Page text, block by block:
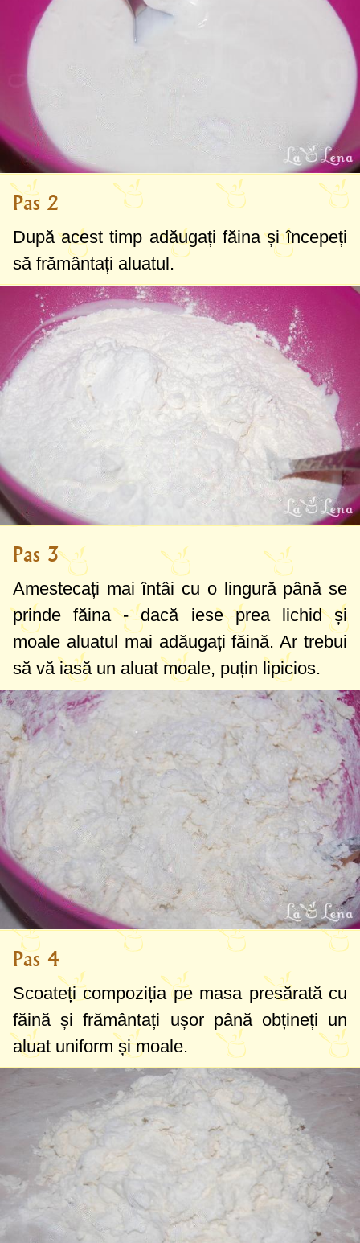
Pas 2
După acest timp adăugați făina și începeți
să frământați aluatul.
Pas 3
Amestecați mai întâi cu o lingură până se
prinde făina - dacă iese prea lichid și
moale aluatul mai adăugați făină. Ar trebui
să vă iasă un aluat moale, puțin lipicios.
Pas 4
Scoateți compoziția pe masa presărată cu
făină și frământați ușor până obțineți un
aluat uniform și moale.